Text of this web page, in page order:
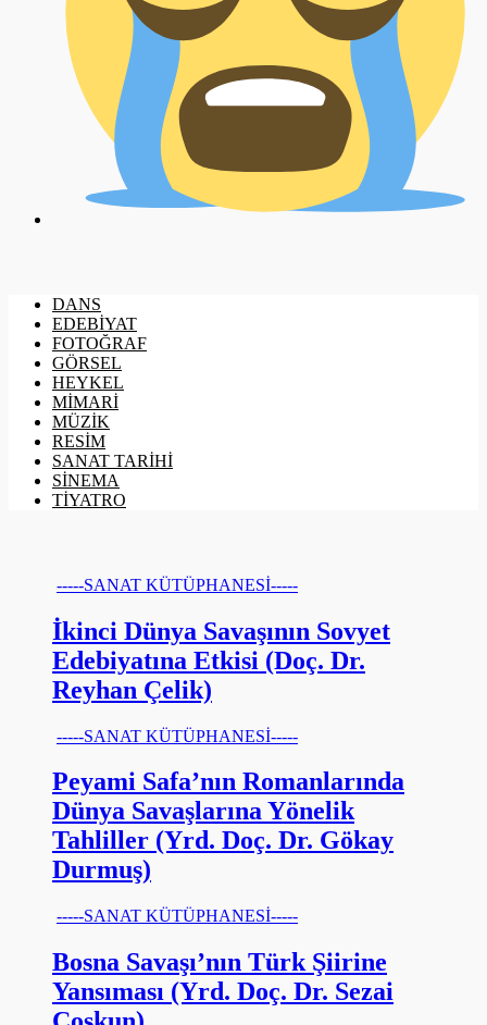
DANS
EDEBİYAT
FOTOĞRAF
GÖRSEL
HEYKEL
MİMARİ
MÜZİK
RESİM
SANAT TARİHİ
SİNEMA
TİYATRO
-----SANAT KÜTÜPHANESİ-----
İkinci Dünya Savaşının Sovyet
Edebiyatına Etkisi (Doç. Dr.
Reyhan Çelik)
-----SANAT KÜTÜPHANESİ-----
Peyami Safa’nın Romanlarında
Dünya Savaşlarına Yönelik
Tahliller (Yrd. Doç. Dr. Gökay
Durmuş)
-----SANAT KÜTÜPHANESİ-----
Bosna Savaşı’nın Türk Şiirine
Yansıması (Yrd. Doç. Dr. Sezai